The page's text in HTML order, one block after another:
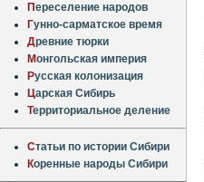
Переселение народов
Гунно-сарматское время
Древние тюрки
Монгольская империя
Русская колонизация
Царская Сибирь
Территориальное деление
Статьи по истории Сибири
Коренные народы Сибири